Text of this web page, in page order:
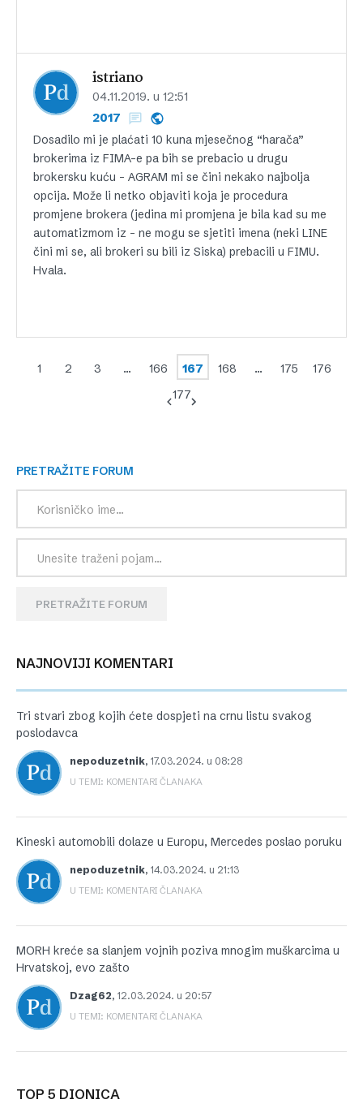
istriano
04.11.2019. u 12:51
2017
Dosadilo mi je plaćati 10 kuna mjesečnog “harača”
brokerima iz FIMA-e pa bih se prebacio u drugu
brokersku kuću – AGRAM mi se čini nekako najbolja
opcija. Može li netko objaviti koja je procedura
promjene brokera (jedina mi promjena je bila kad su me
automatizmom iz – ne mogu se sjetiti imena (neki LINE
čini mi se, ali brokeri su bili iz Siska) prebacili u FIMU.
Hvala.
1 2 3 … 166 167 168 … 175
176
177
PRETRAŽITE FORUM
PRETRAŽITE FORUM
NAJNOVIJI KOMENTARI
Tri stvari zbog kojih ćete dospjeti na crnu listu svakog
poslodavca
nepoduzetnik, 17.03.2024. u 08:28
U TEMI: KOMENTARI ČLANAKA
Kineski automobili dolaze u Europu, Mercedes poslao poruku
nepoduzetnik, 14.03.2024. u 21:13
U TEMI: KOMENTARI ČLANAKA
MORH kreće sa slanjem vojnih poziva mnogim muškarcima u
Hrvatskoj, evo zašto
Dzag62, 12.03.2024. u 20:57
U TEMI: KOMENTARI ČLANAKA
TOP 5 DIONICA